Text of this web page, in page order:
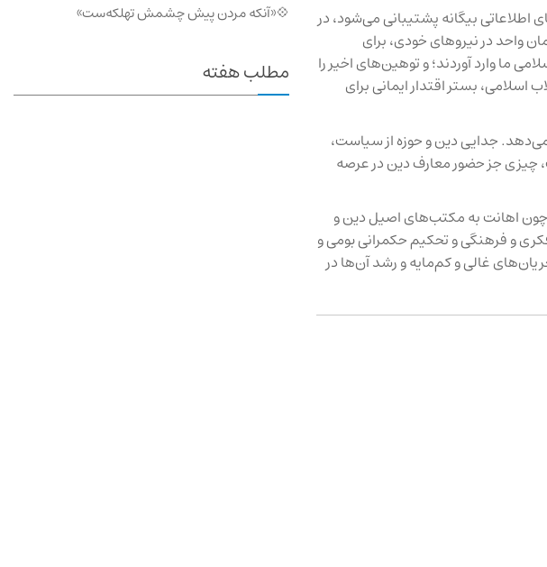
بیگانه پشتیبانی می‌‌شود، در
واحد در نیروهای خودی، برای
ما وارد آوردند؛ و توهین‌‌های اخیر را
بستر اقتدار ایمانی برای
جدایی دین و حوزه از سیاست،
چیزی جز حضور معارف دین در عرصه
اهانت به مکتب‌های اصیل دین و
و فرهنگی و تحکیم حکمرانی بومی و
غالی و کم‌مایه و رشد آن‌ها در
💠«آنکه مردن پیش چشمش تهلکه‌ست»
مطلب هفته